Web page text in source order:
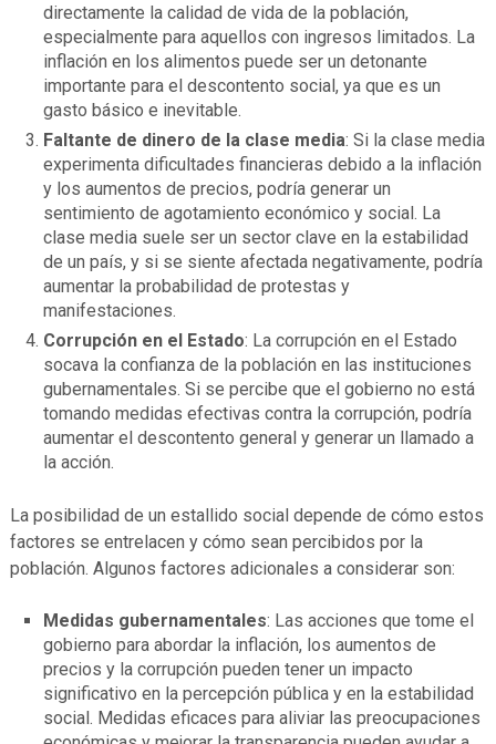
directamente la calidad de vida de la población,
especialmente para aquellos con ingresos limitados. La
inflación en los alimentos puede ser un detonante
importante para el descontento social, ya que es un
gasto básico e inevitable.
Faltante de dinero de la clase media: Si la clase media
experimenta dificultades financieras debido a la inflación
y los aumentos de precios, podría generar un
sentimiento de agotamiento económico y social. La
clase media suele ser un sector clave en la estabilidad
de un país, y si se siente afectada negativamente, podría
aumentar la probabilidad de protestas y
manifestaciones.
Corrupción en el Estado: La corrupción en el Estado
socava la confianza de la población en las instituciones
gubernamentales. Si se percibe que el gobierno no está
tomando medidas efectivas contra la corrupción, podría
aumentar el descontento general y generar un llamado a
la acción.
La posibilidad de un estallido social depende de cómo estos
factores se entrelacen y cómo sean percibidos por la
población. Algunos factores adicionales a considerar son:
Medidas gubernamentales: Las acciones que tome el
gobierno para abordar la inflación, los aumentos de
precios y la corrupción pueden tener un impacto
significativo en la percepción pública y en la estabilidad
social. Medidas eficaces para aliviar las preocupaciones